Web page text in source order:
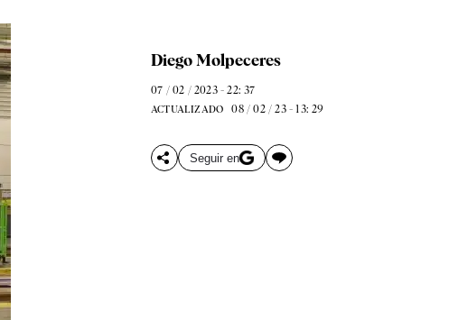
Diego Molpeceres
07 / 02 / 2023 - 22: 37
ACTUALIZADO 08 / 02 / 23 - 13: 29
Seguir en